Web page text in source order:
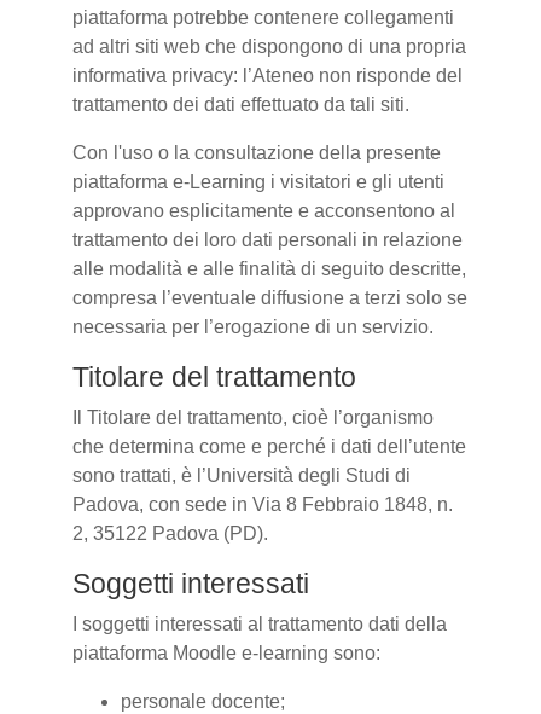
piattaforma potrebbe contenere collegamenti
ad altri siti web che dispongono di una propria
informativa privacy: l’Ateneo non risponde del
trattamento dei dati effettuato da tali siti.
Con l'uso o la consultazione della presente
piattaforma e-Learning i visitatori e gli utenti
approvano esplicitamente e acconsentono al
trattamento dei loro dati personali in relazione
alle modalità e alle finalità di seguito descritte,
compresa l’eventuale diffusione a terzi solo se
necessaria per l’erogazione di un servizio.
Titolare del trattamento
Il Titolare del trattamento, cioè l’organismo
che determina come e perché i dati dell’utente
sono trattati, è l’Università degli Studi di
Padova, con sede in Via 8 Febbraio 1848, n.
2, 35122 Padova (PD).
Soggetti interessati
I soggetti interessati al trattamento dati della
piattaforma Moodle e-learning sono:
personale docente;